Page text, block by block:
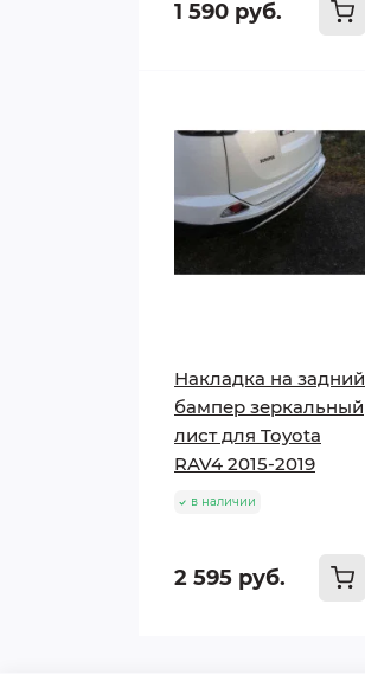
1 590 руб.
Накладка на задний
бампер зеркальный
лист для Toyota
RAV4 2015-2019
в наличии
2 595 руб.